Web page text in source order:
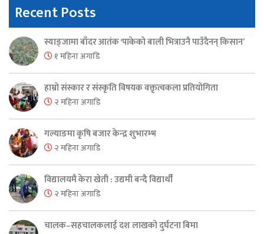
Recent Posts
स्याङ्जामा बाँदर आतंक ‘पाकेको बाली भित्राउनै पाउँदैनन् किसान’
१ महिना अगाडि
हाम्रो संस्कार र संस्कृति विषयक वक्तृत्वकला प्रतियोगिता
२ महिना अगाडि
गल्याङमा कृषि बजार केन्द्र शुभारम्भ
२ महिना अगाडि
विद्यालयमै केरा खेती : उद्यमी बन्दै विद्यार्थी
२ महिना अगाडि
चालक–सहचालकलाई दश लाखको दुर्घटना बिमा